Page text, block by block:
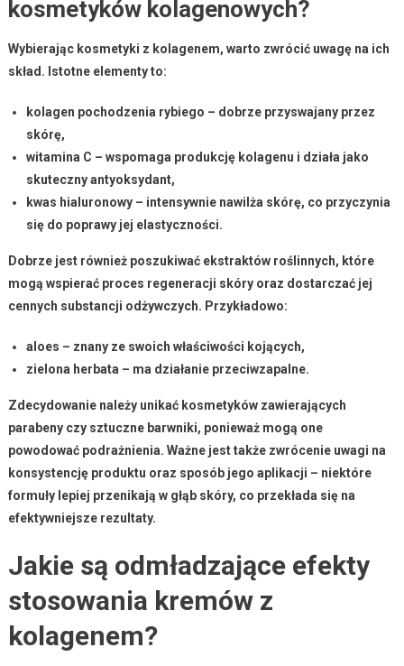
kosmetyków kolagenowych?
Wybierając kosmetyki z kolagenem, warto zwrócić uwagę na ich
skład. Istotne elementy to:
kolagen pochodzenia rybiego – dobrze przyswajany przez
skórę,
witamina C – wspomaga produkcję kolagenu i działa jako
skuteczny antyoksydant,
kwas hialuronowy– intensywnie nawilża skórę, co przyczynia
się do poprawy jej elastyczności.
Dobrze jest również poszukiwać ekstraktów roślinnych, które
mogą wspierać proces regeneracji skóry oraz dostarczać jej
cennych substancji odżywczych. Przykładowo:
aloes – znany ze swoich właściwości kojących,
zielona herbata – ma działanie przeciwzapalne.
Zdecydowanie należy unikać kosmetyków zawierających
parabeny czy sztuczne barwniki, ponieważ mogą one
powodować podrażnienia. Ważne jest także zwrócenie uwagi na
konsystencję produktu oraz sposób jego aplikacji – niektóre
formuły lepiej przenikają w głąb skóry, co przekłada się na
efektywniejsze rezultaty.
Jakie są odmładzające efekty
stosowania kremów z
kolagenem?